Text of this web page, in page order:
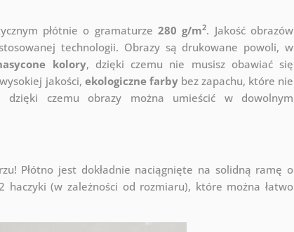
płótnie o gramaturze280 g/m2. Jakość obrazów
technologii. Obrazy są drukowane powoli, w
kolory, dzięki czemu nie musisz obawiać się
jakości, ekologiczne farbybez zapachu, które nie
dzięki czemu obrazy można umieścić w dowolnym
Płótno jest dokładnie naciągnięte na solidną ramę o
haczyki (w zależności od rozmiaru), które można łatwo